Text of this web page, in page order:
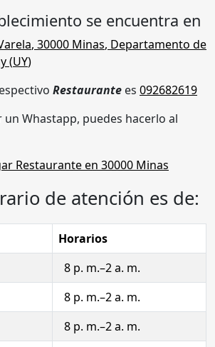
se encuentra en
, 30000 Minas, Departamento de
(UY)
Restaurante es 092682619
un Whastapp, puedes hacerlo al
de atención es de:
Horarios
8 p. m.–2 a. m.
8 p. m.–2 a. m.
8 p. m.–2 a. m.